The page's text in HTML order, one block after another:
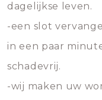
dagelijkse leven.
-een slot
in een paar
schadevrij.
-wij maken uw